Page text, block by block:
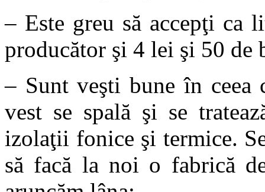
– Este greu să accepţi ca
producător şi 4 lei şi 50 de
– Sunt veşti bune în ceea
vest se spală şi se
izolaţii fonice şi termice.
să facă la noi o fabrică